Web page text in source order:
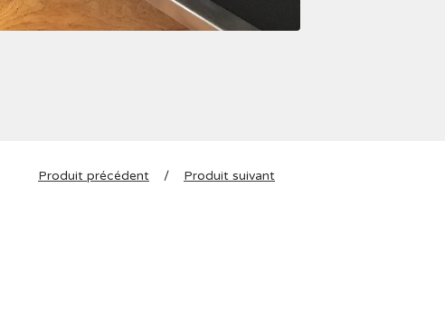
Produit précédent Produit suivant